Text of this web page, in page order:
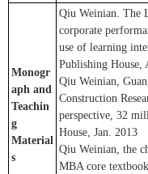
Monogr
aph and
Teachin
g
Material
s
Qiu Weinian. The
corporate
use of learning
Publishing House,
Qiu Weinian,
Construction
perspective, 32
House, Jan. 2013
Qiu Weinian, the
MBA core textbook